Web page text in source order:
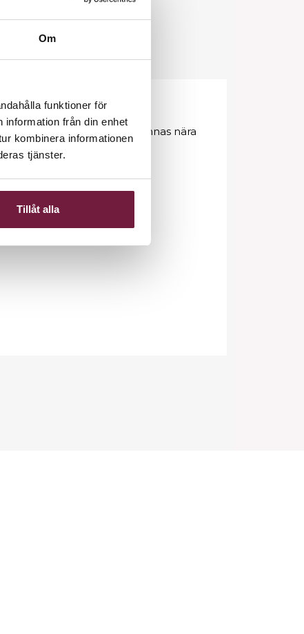
Om
funktioner för
från din enhet
kombinera informationen
tjänster.
Tillåt alla
kommer verktygen alltid finnas nära